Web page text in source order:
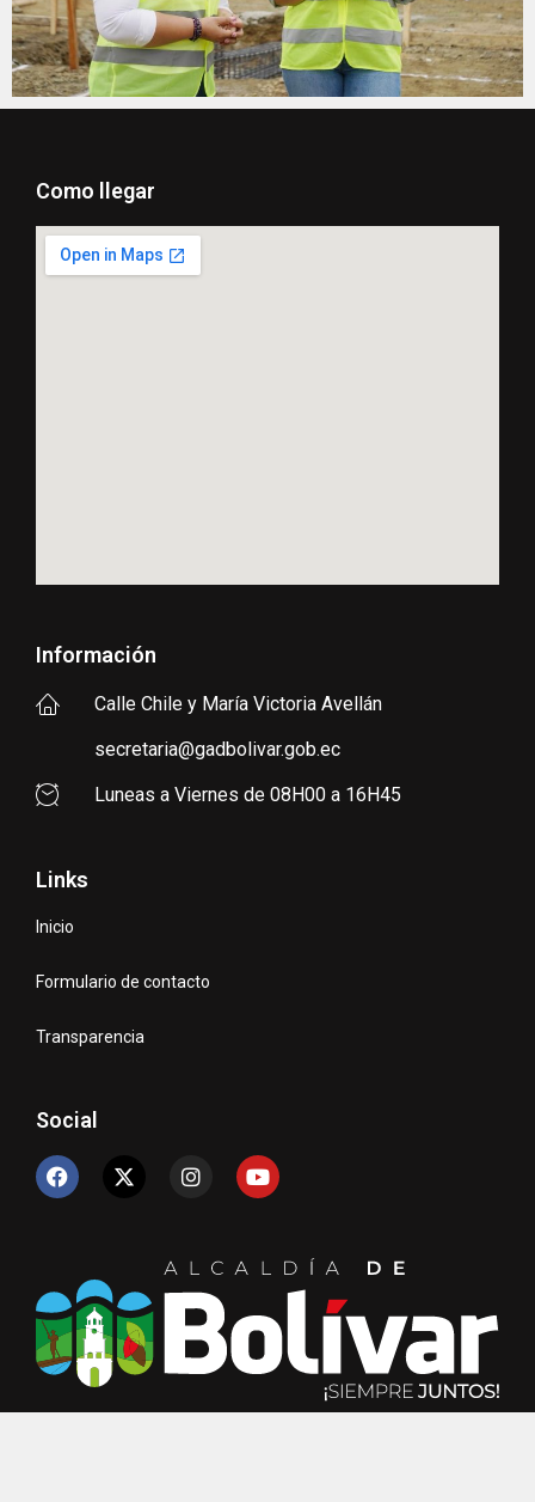
Como llegar
Información
Calle Chile y María Victoria Avellán
secretaria@gadbolivar.gob.ec
Luneas a Viernes de 08H00 a 16H45
Links
Inicio
Formulario de contacto
Transparencia
Social